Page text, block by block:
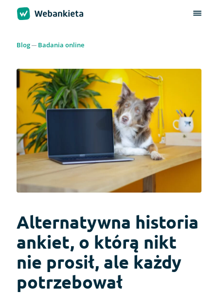
Blog Badania online
Alternatywna historia
ankiet, o którą nikt
nie prosił, ale każdy
potrzebował